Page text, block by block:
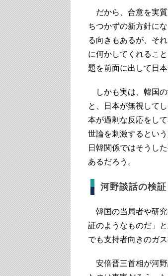
だから、合意を実質
ちつかずの新方針に
る向きもあるが、そ
に何かしてくれるこ
題を前面に出して日
しかも実は、韓国の
と、日本が無視して
本が過剰な反応をし
世論を刺激するとい
日韓関係ではそうし
あるだろう。
河野談話の検
韓国の当局者や研究
証のようなものだ」
でも支持者向きのガ
安倍晋三首相が河野